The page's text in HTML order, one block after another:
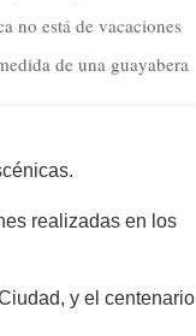
no está de vacaciones
de una guayabera
realizadas en los
y el centenario